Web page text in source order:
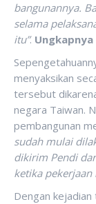
bangunannya.
selama
itu”. Ungkapnya
menyaksikan
tersebut
negara Taiwan.
pembangunan
sudah mulai
dikirim Pendi
ketika pekerjaan
Dengan